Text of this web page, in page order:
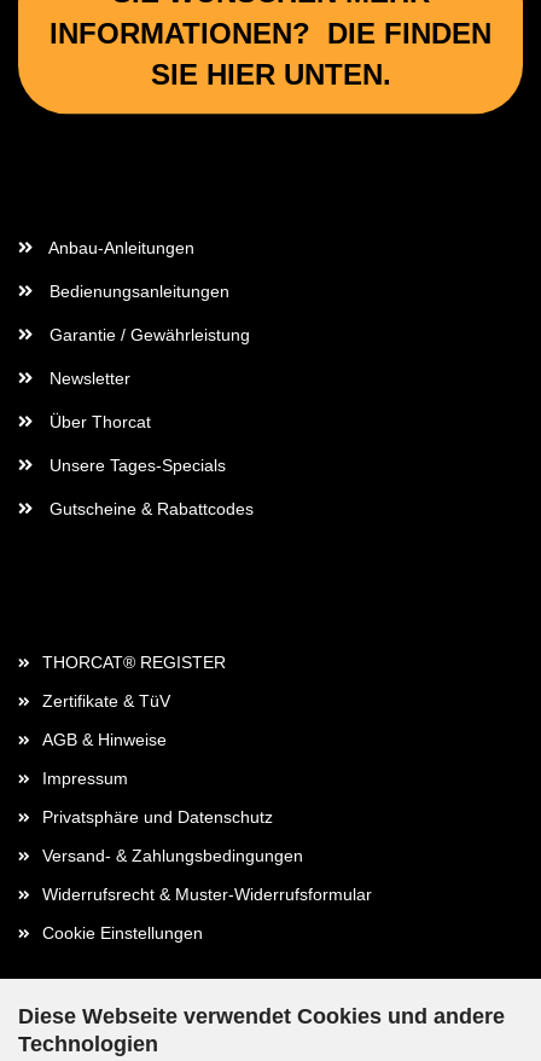
Diese Webseite verwendet Cookies und andere
Technologien
INFORMATIONEN? DIE FINDEN
SIE HIER UNTEN.
Anbau-Anleitungen
Bedienungsanleitungen
Garantie / Gewährleistung
Newsletter
Über Thorcat
Unsere Tages-Specials
Gutscheine & Rabattcodes
THORCAT® REGISTER
Zertifikate & TüV
AGB & Hinweise
Impressum
Privatsphäre und Datenschutz
Versand- & Zahlungsbedingungen
Widerrufsrecht & Muster-Widerrufsformular
Cookie Einstellungen